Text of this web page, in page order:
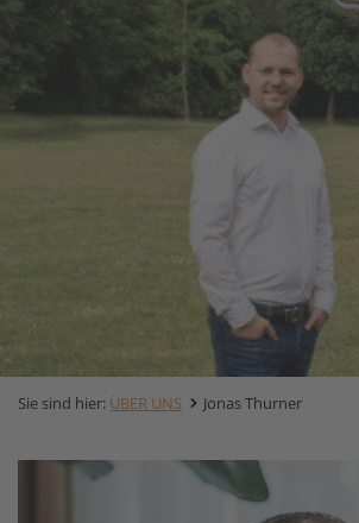
Sie sind hier: ÜBER UNS Jonas Thurner